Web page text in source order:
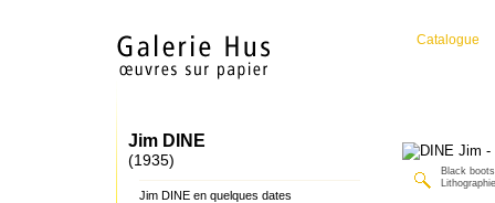
Catalogue
Jim DINE
(1935)
Jim DINE en quelques dates
Black
Lithographie